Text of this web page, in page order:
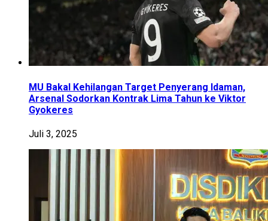
MU Bakal Kehilangan Target Penyerang Idaman,
Arsenal Sodorkan Kontrak Lima Tahun ke Viktor
Gyokeres
Juli 3, 2025